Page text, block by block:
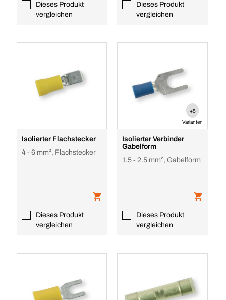
Dieses Produkt
vergleichen
Dieses Produkt
vergleichen
Isolierter Flachstecker
4 - 6 mm², Flachstecker
Dieses Produkt
vergleichen
+5
Varianten
Isolierter Verbinder
Gabelform
1.5 - 2.5 mm², Gabelform
Dieses Produkt
vergleichen